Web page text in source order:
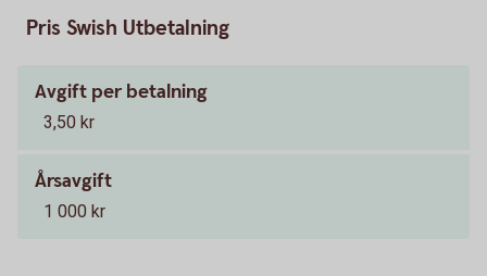
Pris Swish Utbetalning
Avgift per betalning
3,50 kr
Årsavgift
1 000 kr